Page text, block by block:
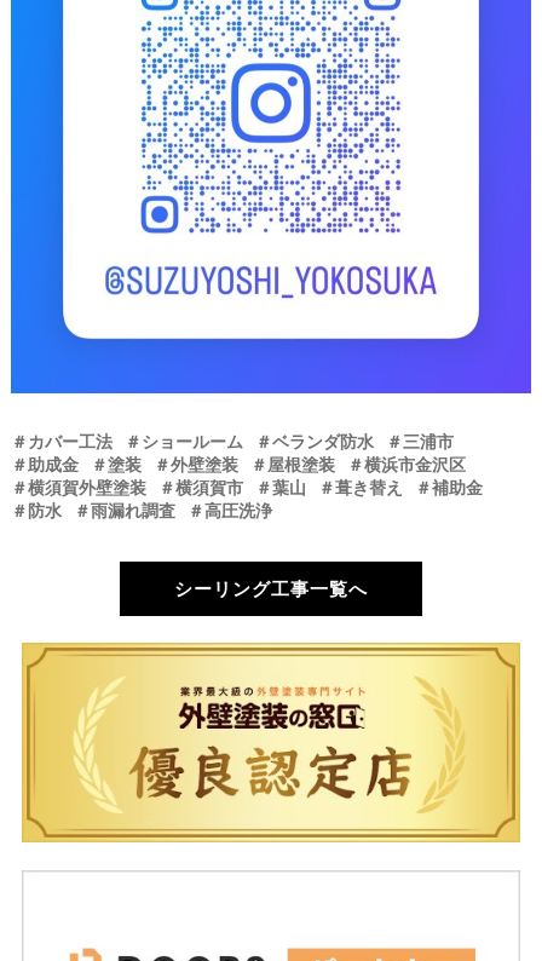
＃カバー工法 ＃ショールーム ＃ベランダ防水
＃三浦市
＃助成金
＃塗装 ＃外壁塗装 ＃屋根塗装
＃横浜市金沢区
＃横須賀外壁塗装
＃横須賀市 ＃葉山 ＃葺き替え
＃補助金
＃防水
＃雨漏れ調査 ＃高圧洗浄
シーリング工事一覧へ